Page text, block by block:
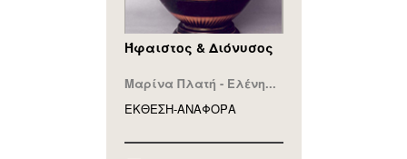
Ήφαιστος & Διόνυσος
Μαρίνα Πλατή - Ελένη...
ΕΚΘΕΣΗ-ΑΝΑΦΟΡA